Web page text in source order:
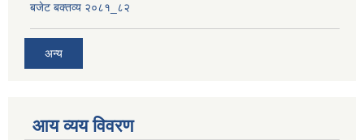
बजेट बक्तव्य २०८१_८२
अन्य
आय व्यय विवरण